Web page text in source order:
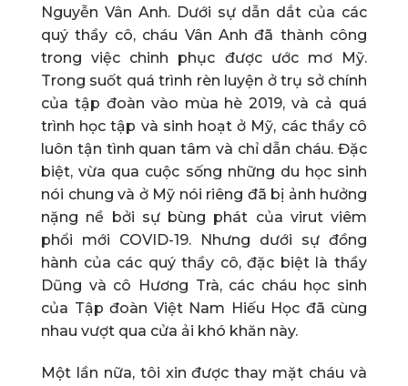
Nguyễn Vân Anh. Dưới sự dẫn dắt của các
quý thầy cô, cháu Vân Anh đã thành công
trong việc chinh phục được ước mơ Mỹ.
Trong suốt quá trình rèn luyện ở trụ sở chính
của tập đoàn vào mùa hè 2019, và cả quá
trình học tập và sinh hoạt ở Mỹ, các thầy cô
luôn tận tình quan tâm và chỉ dẫn cháu. Đặc
biệt, vừa qua cuộc sống những du học sinh
nói chung và ở Mỹ nói riêng đã bị ảnh hưởng
nặng nề bởi sự bùng phát của virut viêm
phổi mới COVID-19. Nhưng dưới sự đồng
hành của các quý thầy cô, đặc biệt là thầy
Dũng và cô Hương Trà, các cháu học sinh
của Tập đoàn Việt Nam Hiếu Học đã cùng
nhau vượt qua cửa ải khó khăn này.
Một lần nữa, tôi xin được thay mặt cháu và